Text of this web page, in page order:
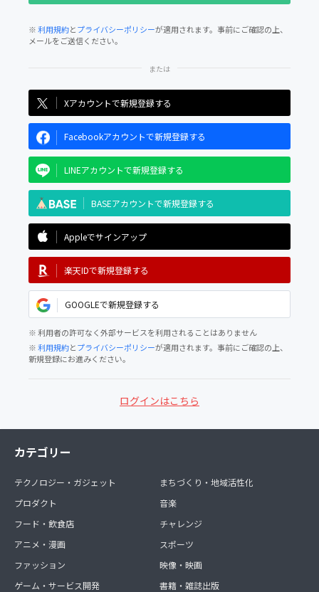
※利用規約とプライバシーポリシーが適用されます。事前にご確認の上、
メールをご送信ください。
Xアカウントで新規登録する
Facebookアカウントで新規登録する
LINEアカウントで新規登録する
BASEアカウントで新規登録する
Appleでサインアップ
楽天IDで新規登録する
GOOGLEで新規登録する
※ 利用者の許可なく外部サービスを利用されることはありません
※利用規約とプライバシーポリシーが適用されます。事前にご確認の上、
新規登録にお進みください。
ログインはこちら
カテゴリー
テクノロジー・ガジェット
プロダクト
フード・飲食店
アニメ・漫画
ファッション
ゲーム・サービス開発
まちづくり・地域活性化
音楽
チャレンジ
スポーツ
映像・映画
書籍・雑誌出版